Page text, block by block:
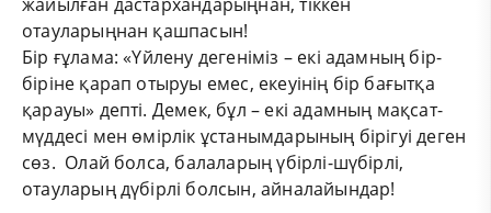
жайылған дастархандарыңнан, тіккен
отауларыңнан қашпасын!
Бір ғұлама: «Үйлену дегеніміз – екі адамның бір-
біріне қарап отыруы емес, екеуінің бір бағытқа
қарауы» депті. Демек, бұл – екі адамның мақсат-
мүддесі мен өмірлік ұстанымдарының бірігуі деген
сөз. Олай болса, балаларың үбірлі-шүбірлі,
отауларың дүбірлі болсын, айналайындар!